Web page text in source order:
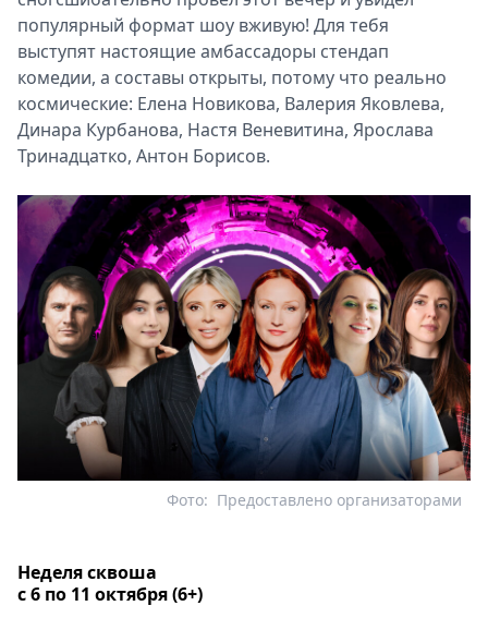
популярный формат шоу вживую! Для тебя
выступят настоящие амбассадоры стендап
комедии, а составы открыты, потому что реально
космические: Елена Новикова, Валерия Яковлева,
Динара Курбанова, Настя Веневитина, Ярослава
Тринадцатко, Антон Борисов.
Предоставлено организаторами
Фото:
Неделя сквоша
с 6 по 11 октября (6+)